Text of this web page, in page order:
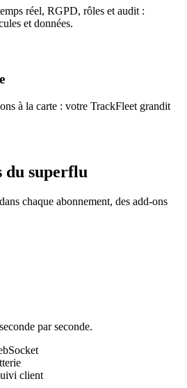
réel, RGPD, rôles et audit :
et données.
à la carte : votre TrackFleet grandit
du superflu
chaque abonnement, des add-ons
par seconde.
client